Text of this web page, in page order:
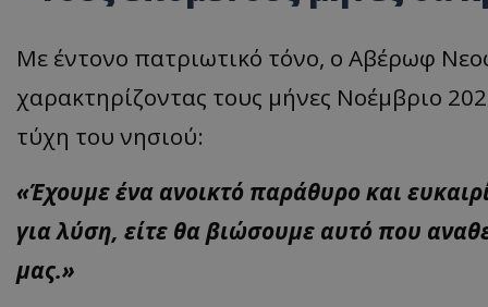
Με έντονο πατριωτικό τόνο, ο Αβέρωφ
χαρακτηρίζοντας τους μήνες Νοέμβριο
τύχη του νησιού:
«Έχουμε ένα ανοικτό παράθυρο και
για λύση, είτε θα βιώσουμε αυτό που
μας.»